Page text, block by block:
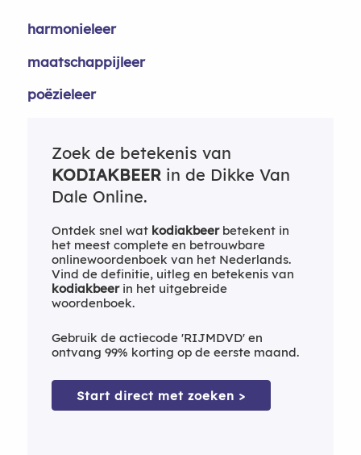
harmonieleer
maatschappijleer
poëzieleer
Zoek de betekenis van
KODIAKBEERin de Dikke Van
Dale Online.
Ontdek snel wat kodiakbeerbetekent in
het meest complete en betrouwbare
onlinewoordenboek van het Nederlands.
Vind de definitie, uitleg en betekenis van
kodiakbeerin het uitgebreide
woordenboek.
Gebruik de actiecode 'RIJMDVD' en
ontvang 99% korting op de eerste maand.
Start direct met zoeken >